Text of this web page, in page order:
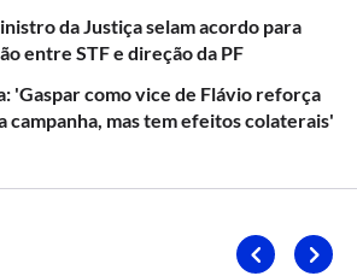
da Justiça selam acordo para
entre STF e direção da PF
'Gaspar como vice de Flávio reforça
campanha, mas tem efeitos colaterais'